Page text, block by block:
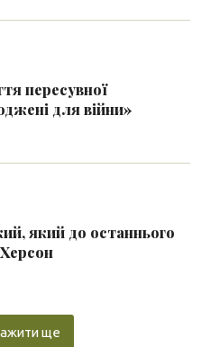
пересувної
для війни»
який до останнього
ще